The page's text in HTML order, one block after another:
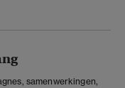
samenwerkingen,